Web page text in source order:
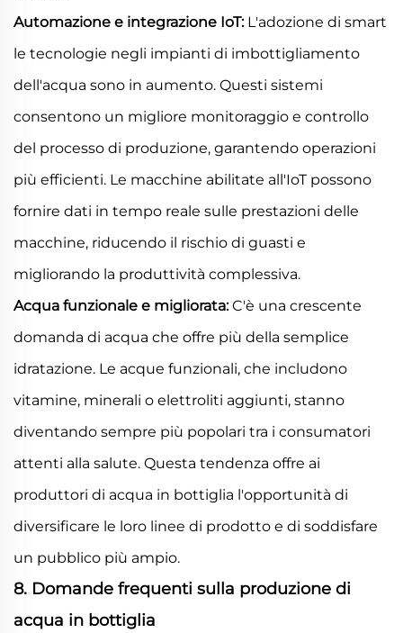
Automazione e integrazione IoT: L'adozione di smart
le tecnologie negli impianti di imbottigliamento
dell'acqua sono in aumento. Questi sistemi
consentono un migliore monitoraggio e controllo
del processo di produzione, garantendo operazioni
più efficienti. Le macchine abilitate all'IoT possono
fornire dati in tempo reale sulle prestazioni delle
macchine, riducendo il rischio di guasti e
migliorando la produttività complessiva.
Acqua funzionale e migliorata:C'è una crescente
domanda di acqua che offre più della semplice
idratazione. Le acque funzionali, che includono
vitamine, minerali o elettroliti aggiunti, stanno
diventando sempre più popolari tra i consumatori
attenti alla salute. Questa tendenza offre ai
produttori di acqua in bottiglia l'opportunità di
diversificare le loro linee di prodotto e di soddisfare
un pubblico più ampio.
8. Domande frequenti sulla produzione di
acqua in bottiglia